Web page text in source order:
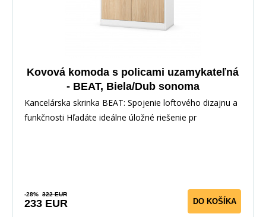
Kovová komoda s policami uzamykateľná
- BEAT, Biela/Dub sonoma
Kancelárska skrinka BEAT: Spojenie loftového dizajnu a
funkčnosti Hľadáte ideálne úložné riešenie pr
-28% 322 EUR
233 EUR DO KOŠÍKA